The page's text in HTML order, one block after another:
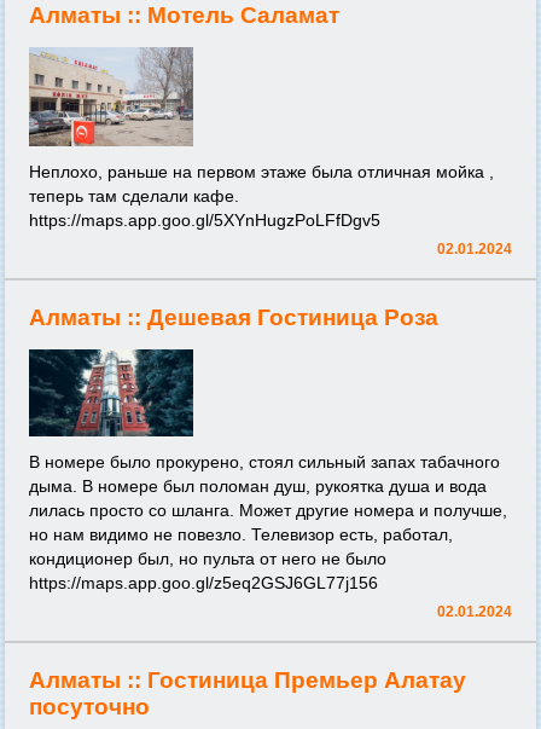
Алматы :: Мотель Саламат
Неплохо, раньше на первом этаже была отличная мойка ,
теперь там сделали кафе.
https://maps.app.goo.gl/5XYnHugzPoLFfDgv5
02.01.2024
Алматы :: Дешевая Гостиница Роза
В номере было прокурено, стоял сильный запах табачного
дыма. В номере был поломан душ, рукоятка душа и вода
лилась просто со шланга. Может другие номера и получше,
но нам видимо не повезло. Телевизор есть, работал,
кондиционер был, но пульта от него не было
https://maps.app.goo.gl/z5eq2GSJ6GL77j156
02.01.2024
Алматы :: Гостиница Премьер Алатау
посуточно